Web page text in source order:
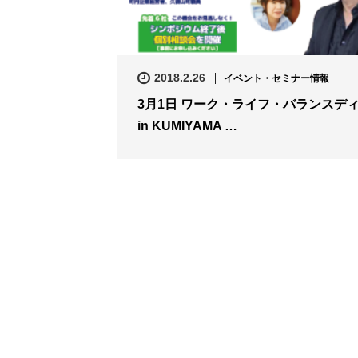
2018.2.26 イベント・セミナー情報
3月1日 ワーク・ライフ・バランスデ
in KUMIYAMA …